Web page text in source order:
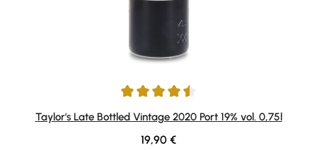
Durchschnittliche Bewertung von 4.6 von 5 Sternen
Taylor's Late Bottled Vintage 2020 Port 19% vol. 0,75l
Regulärer Preis:
19,90 €